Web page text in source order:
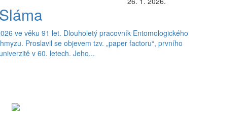
ve věku 91 let. Dlouholetý pracovník Entomologického
Proslavil se objevem tzv. „paper factoru“, prvního
v 60. letech. Jeho...